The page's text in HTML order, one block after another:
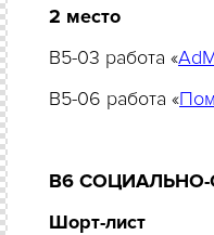
2 место
B5-03 работа «
B5-06 работа «
B6
Шорт-лист